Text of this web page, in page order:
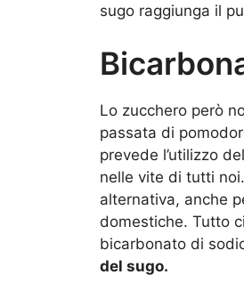
sugo raggiunga il
Lo zucchero però
passata di
prevede l’utilizzo
nelle vite di tutti
alternativa, anche
domestiche. Tutto
bicarbonato di
del sugo.